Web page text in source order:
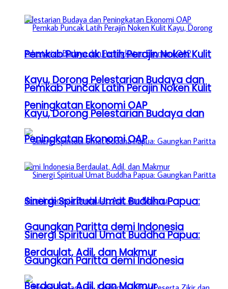
Pemkab Puncak Latih Perajin Noken Kulit
Kayu, Dorong Pelestarian Budaya dan
Peningkatan Ekonomi OAP
Sinergi Spiritual Umat Buddha Papua:
Gaungkan Paritta demi Indonesia
Berdaulat, Adil, dan Makmur
Pemkab Puncak Latih Perajin Noken Kulit
Kayu, Dorong Pelestarian Budaya dan
Peningkatan Ekonomi OAP
Sinergi Spiritual Umat Buddha Papua:
Gaungkan Paritta demi Indonesia
Berdaulat, Adil, dan Makmur